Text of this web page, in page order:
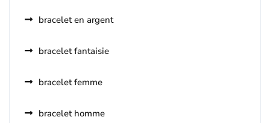
bracelet en argent
bracelet fantaisie
bracelet femme
bracelet homme